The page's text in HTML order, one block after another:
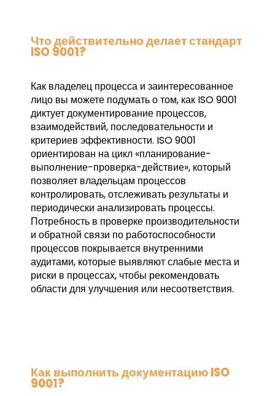
Что действительно делает стандарт
ISO 9001?
Как владелец процесса и заинтересованное
лицо вы можете подумать о том, как ISO 9001
диктует документирование процессов,
взаимодействий, последовательности и
критериев эффективности. ISO 9001
ориентирован на цикл «планирование-
выполнение-проверка-действие», который
позволяет владельцам процессов
контролировать, отслеживать результаты и
периодически анализировать процессы.
Потребность в проверке производительности
и обратной связи по работоспособности
процессов покрывается внутренними
аудитами, которые выявляют слабые места и
риски в процессах, чтобы рекомендовать
области для улучшения или несоответствия.
Как выполнить документацию ISO
9001?